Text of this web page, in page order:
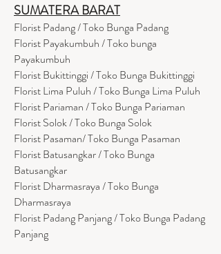
SUMATERA BARAT
Florist Padang / Toko Bunga Padang
Florist Payakumbuh / Toko bunga
Payakumbuh
Florist Bukittinggi / Toko Bunga Bukittinggi
Florist Lima Puluh / Toko Bunga Lima Puluh
Florist Pariaman / Toko Bunga Pariaman
Florist Solok / Toko Bunga Solok
Florist Pasaman/ Toko Bunga Pasaman
Florist Batusangkar / Toko Bunga
Batusangkar
Florist Dharmasraya / Toko Bunga
Dharmasraya
Florist Padang Panjang / Toko Bunga Padang
Panjang